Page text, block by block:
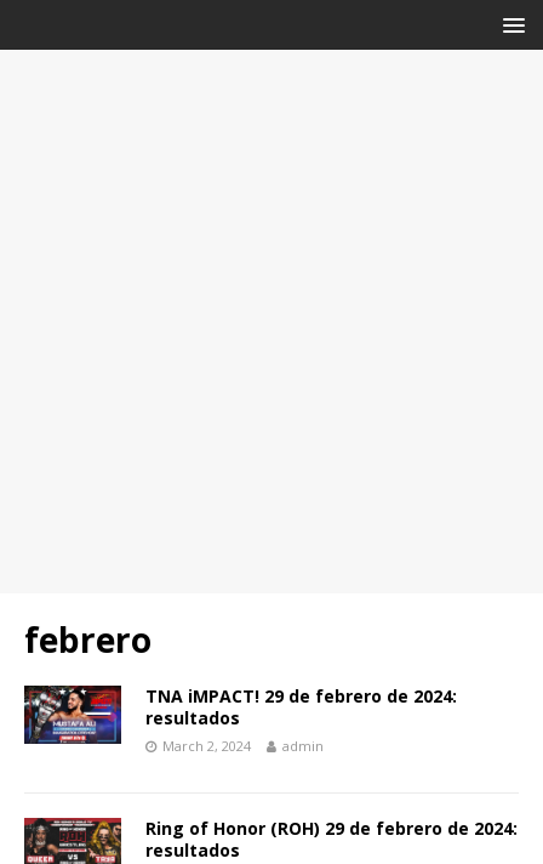
febrero
TNA iMPACT! 29 de febrero de 2024:
resultados
March 2, 2024 admin
Ring of Honor (ROH) 29 de febrero de 2024:
resultados